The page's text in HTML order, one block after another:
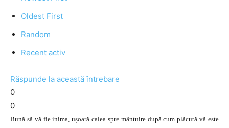
Oldest First
Random
Recent activ
Răspunde la această întrebare
0
0
Bună să vă fie inima, ușoară calea spre mântuire după cum plăcută vă este